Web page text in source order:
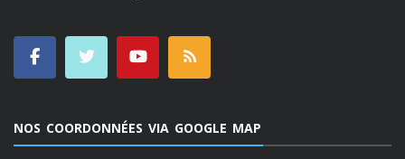
NOS COORDONNÉES VIA GOOGLE MAP